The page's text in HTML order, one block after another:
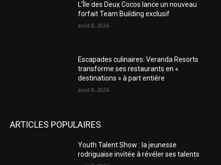
L’Île des Deux Cocos lance un nouveau
forfait Team Building exclusif
août 8, 2026
Escapades culinaires: Veranda Resorts
transforme ses restaurants en «
destinations » à part entière
août 8, 2026
ARTICLES POPULAIRES
Youth Talent Show : la jeunesse
rodriguaise invitée à révéler ses talents